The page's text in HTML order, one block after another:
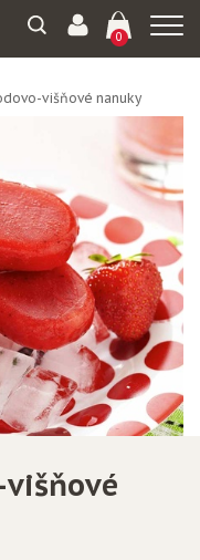
0
višňové nanuky